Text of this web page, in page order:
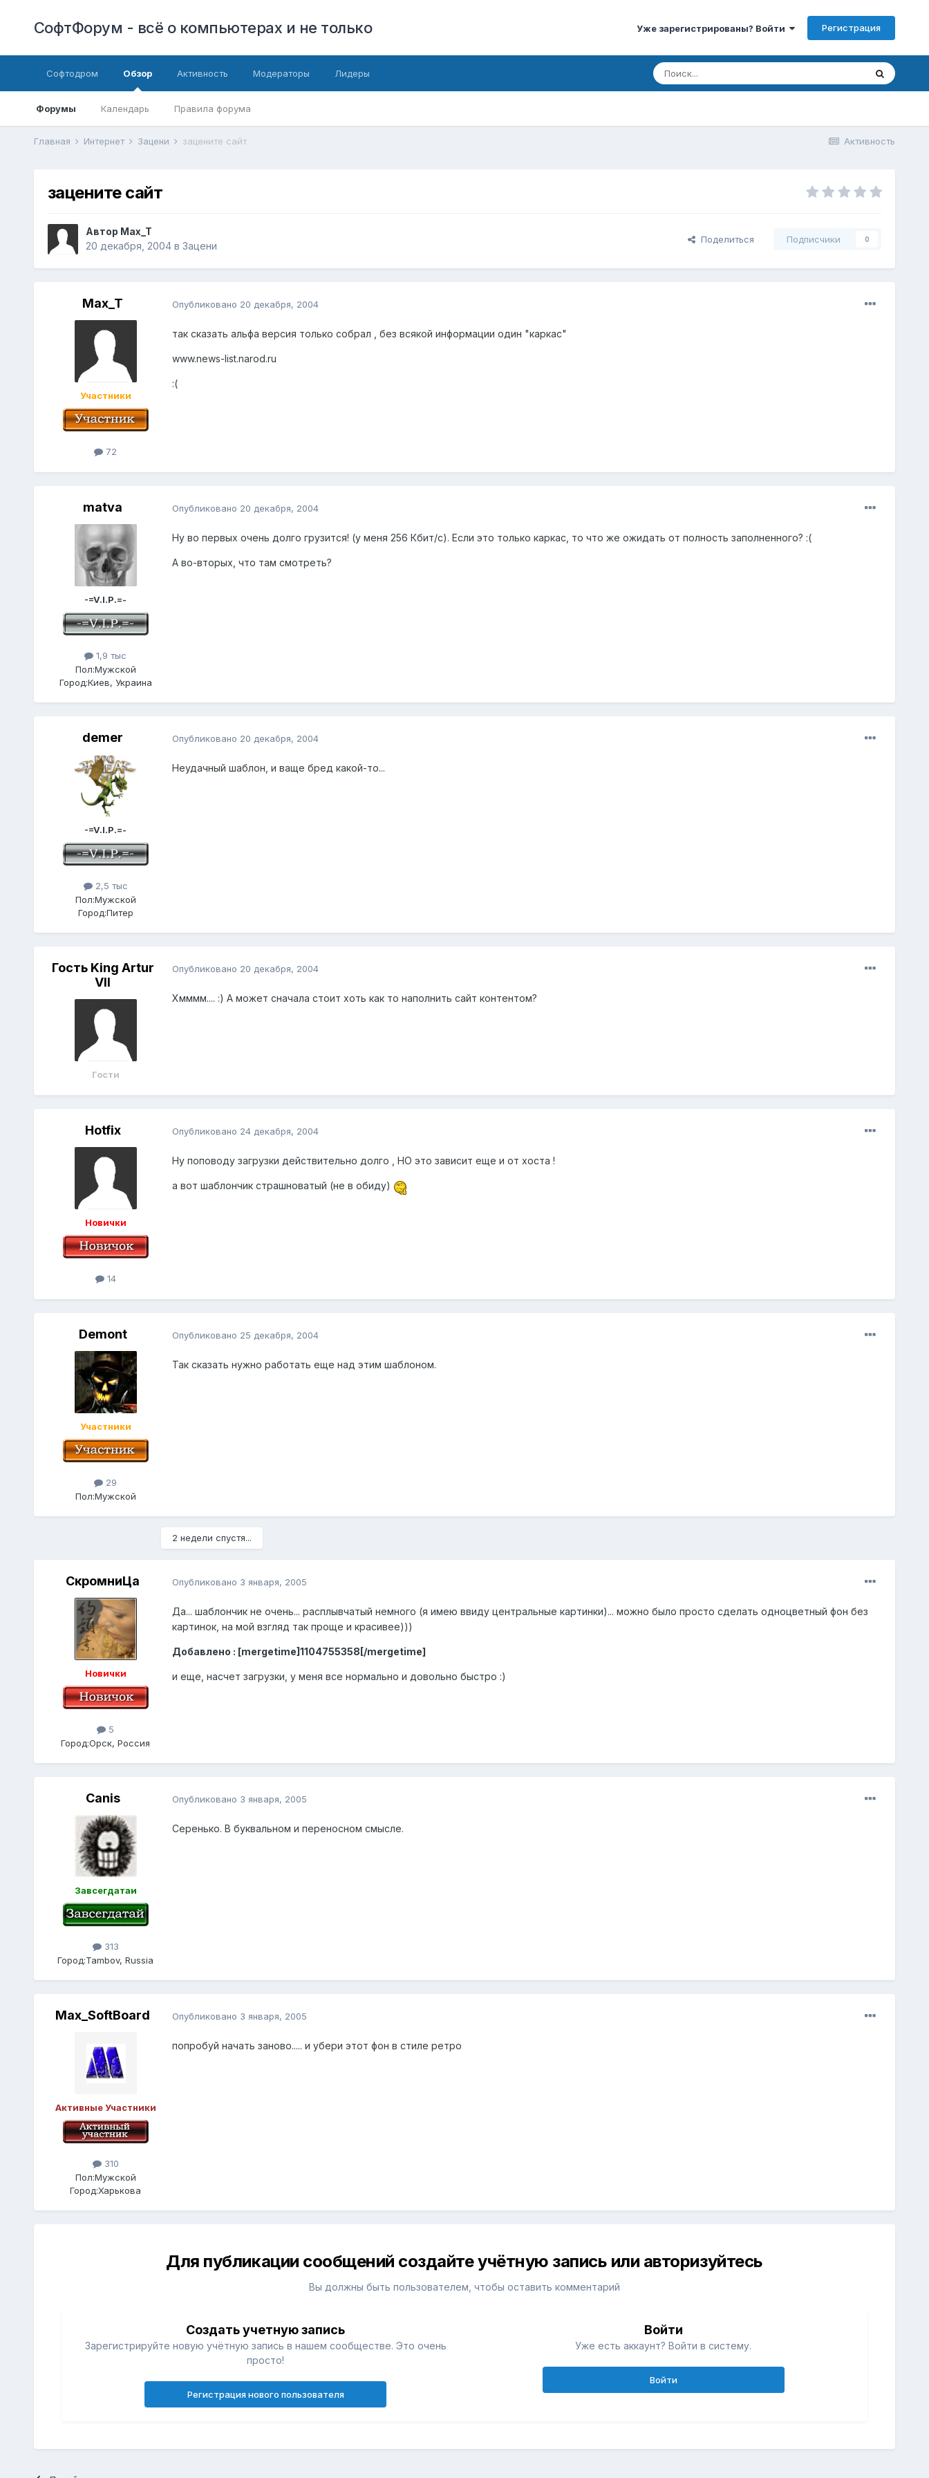
СофтФорум - всё о компьютерах и не только Уже зарегистрированы? Войти Регистрация
Софтодром Обзор
Форумы Календарь Правила форума
Активность Модераторы Лидеры
Активность
Главная Интернет Зацени зацените сайт
зацените сайт
Автор Max_T
20 декабря, 2004в Зацени
Поделиться Подписчики 0
Max_T
Участники
72
Опубликовано 20 декабря, 2004
так сказать альфа версия только собрал , без всякой информации один "каркас"
www.news-list.narod.ru
:(
matva
-=V.I.P.=-
1,9 тыс
Пол:Мужской
Город:Киев, Украина
Опубликовано 20 декабря, 2004
Ну во первых очень долго грузится! (у меня 256 Кбит/с). Если это только каркас, то что же ожидать от полность заполненного? :(
А во-вторых, что там смотреть?
demer
-=V.I.P.=-
2,5 тыс
Пол:Мужской
Город:Питер
Опубликовано 20 декабря, 2004
Неудачный шаблон, и ваще бред какой-то...
Гость King Artur
VII
Гости
Опубликовано 20 декабря, 2004
Хмммм.... :) А может сначала стоит хоть как то наполнить сайт контентом?
Hotfix
Новички
14
Опубликовано 24 декабря, 2004
Ну поповоду загрузки действительно долго , НО это зависит еще и от хоста !
а вот шаблончик страшноватый (не в обиду)
Demont
Участники
29
Пол:Мужской
Опубликовано 25 декабря, 2004
Так сказать нужно работать еще над этим шаблоном.
2 недели спустя...
СкромниЦа
Новички
5
Город:Орск, Россия
Опубликовано 3 января, 2005
Да... шаблончик не очень... расплывчатый немного (я имею ввиду центральные картинки)... можно было просто сделать одноцветный фон без
картинок, на мой взгляд так проще и красивее)))
Добавлено : [mergetime]1104755358[/mergetime]
и еще, насчет загрузки, у меня все нормально и довольно быстро :)
Canis
Завсегдатаи
313
Город:Tambov, Russia
Опубликовано 3 января, 2005
Серенько. В буквальном и переносном смысле.
Max_SoftBoard
Активные Участники
310
Пол:Мужской
Город:Харькова
Опубликовано 3 января, 2005
попробуй начать заново..... и убери этот фон в стиле ретро
Для публикации сообщений создайте учётную запись или авторизуйтесь
Вы должны быть пользователем, чтобы оставить комментарий
Создать учетную запись
Зарегистрируйте новую учётную запись в нашем сообществе. Это очень
просто!
Регистрация нового пользователя
Войти
Уже есть аккаунт? Войти в систему.
Войти